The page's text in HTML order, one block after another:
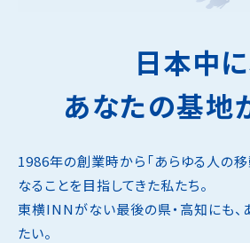
日本中に
あなたの基地
1986年の創業時から「あらゆる人の
なることを目指してきた私たち。
東横INNがない最後の県・高知にも、
たい。